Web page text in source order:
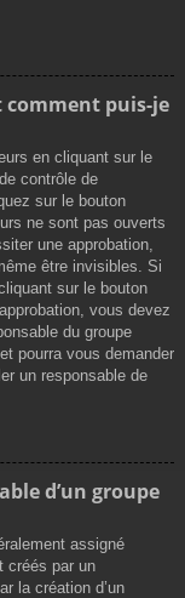
comment puis-je
en cliquant sur le
contrôle de
sur le bouton
ne sont pas ouverts
une approbation,
être invisibles. Si
sur le bouton
vous devez
du groupe
pourra vous demander
un responsable de
d’un groupe
assigné
créés par un
la création d’un